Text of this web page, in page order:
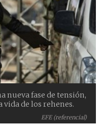
EFE (referencial)
nueva fase de tensión,
de los rehenes.